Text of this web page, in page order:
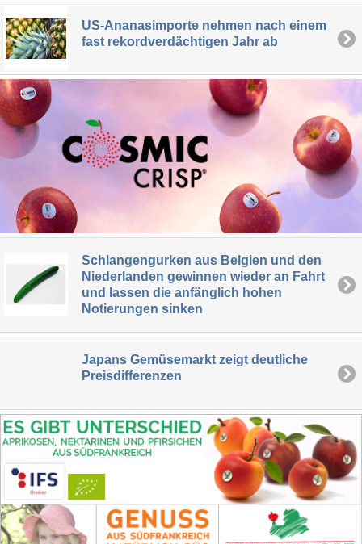
US-Ananasimporte nehmen nach einem
fast rekordverdächtigen Jahr ab
Schlangengurken aus Belgien und den
Niederlanden gewinnen wieder an Fahrt
und lassen die anfänglich hohen
Notierungen sinken
Japans Gemüsemarkt zeigt deutliche
Preisdifferenzen